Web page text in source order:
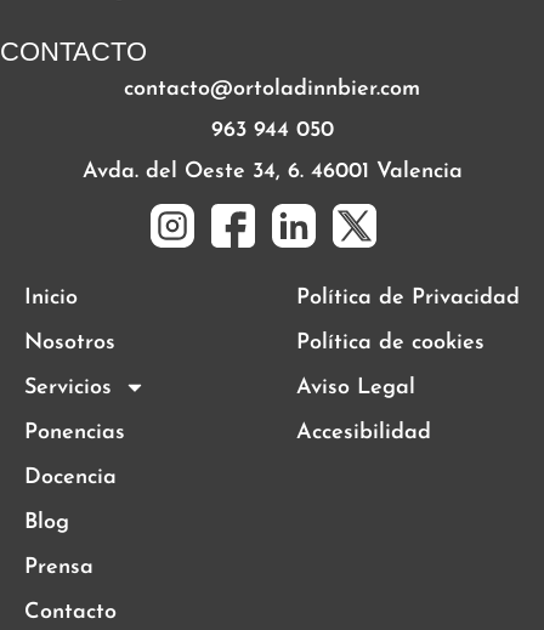
CONTACTO
contacto@ortoladinnbier.com
963 944 050
Avda. del Oeste 34, 6. 46001 Valencia
Inicio
Nosotros
Servicios
Ponencias
Docencia
Blog
Prensa
Contacto
Política de Privacidad
Política de cookies
Aviso Legal
Accesibilidad